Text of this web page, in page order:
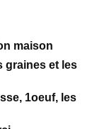
maison
graines et les
1oeuf, les